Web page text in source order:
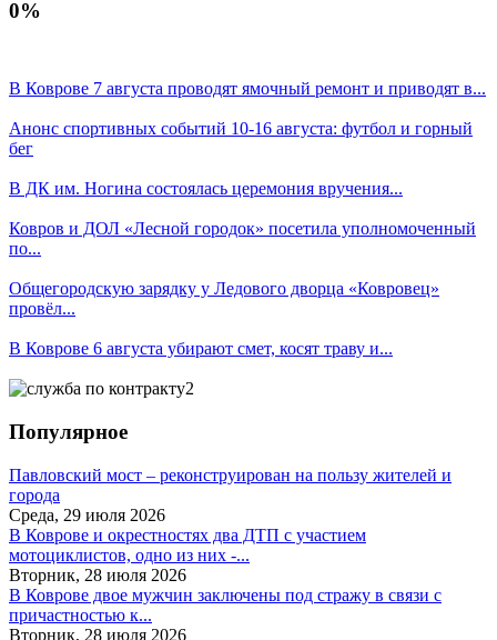
0%
В Коврове 7 августа проводят ямочный ремонт и приводят в...
Анонс спортивных событий 10-16 августа: футбол и горный
бег
В ДК им. Ногина состоялась церемония вручения...
Ковров и ДОЛ «Лесной городок» посетила уполномоченный
по...
Общегородскую зарядку у Ледового дворца «Ковровец»
провёл...
В Коврове 6 августа убирают смет, косят траву и...
Популярное
Павловский мост – реконструирован на пользу жителей и
города
Среда, 29 июля 2026
В Коврове и окрестностях два ДТП с участием
мотоциклистов, одно из них -...
Вторник, 28 июля 2026
В Коврове двое мужчин заключены под стражу в связи с
причастностью к...
Вторник, 28 июля 2026